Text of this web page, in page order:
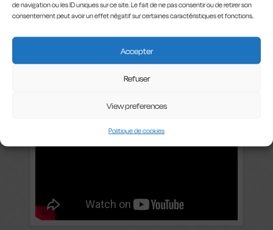
de navigation ou les ID uniques sur ce site. Le fait de ne pas consentir ou de retirer son
consentement peut avoir un effet négatif sur certaines caractéristiques et fonctions.
Accepter
Refuser
View preferences
Politique de cookies